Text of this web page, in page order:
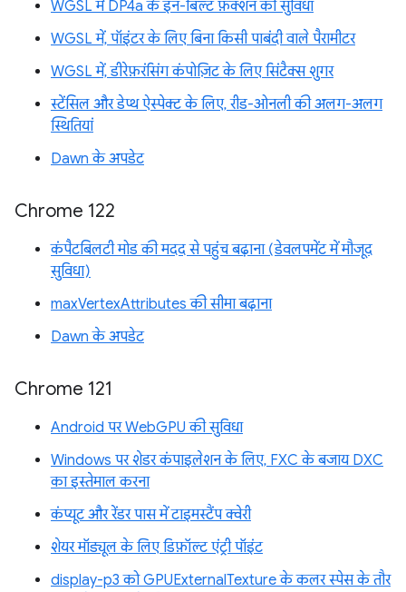
WGSL में DP4a के इन-बिल्ट फ़ंक्शन की सुविधा
WGSL में, पॉइंटर के लिए बिना किसी पाबंदी वाले पैरामीटर
WGSL में, डीरेफ़रंसिंग कंपोज़िट के लिए सिंटैक्स शुगर
स्टेंसिल और डेप्थ ऐस्पेक्ट के लिए, रीड-ओनली की अलग-अलग
स्थितियां
Dawn के अपडेट
Chrome 122
कंपैटबिलटी मोड की मदद से पहुंच बढ़ाना (डेवलपमेंट में मौजूद
सुविधा)
maxVertexAttributes की सीमा बढ़ाना
Dawn के अपडेट
Chrome 121
Android पर WebGPU की सुविधा
Windows पर शेडर कंपाइलेशन के लिए, FXC के बजाय DXC
का इस्तेमाल करना
कंप्यूट और रेंडर पास में टाइमस्टैंप क्वेरी
शेयर मॉड्यूल के लिए डिफ़ॉल्ट एंट्री पॉइंट
display-p3 को GPUExternalTexture के कलर स्पेस के तौर